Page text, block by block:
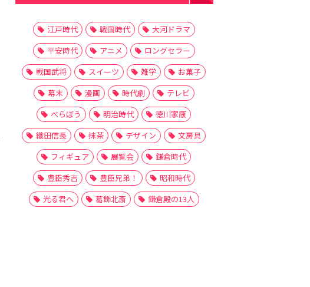
江戸時代 戦国時代
大河ドラマ
平安時代
アニメ
ロングセラー
戦国武将
スイーツ 雑学
お菓子
幕末
漫画 時代劇
テレビ
べらぼう
明治時代
徳川家康
織田信長
抹茶 デザイン
文房具
フィギュア
展覧会
鎌倉時代
豊臣秀吉
豊臣兄弟！
昭和時代
光る君へ
葛飾北斎 鎌倉殿の13人